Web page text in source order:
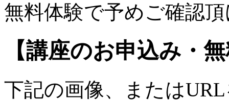
無料体験で予めご確認
【講座のお申込み・
下記の画像、または